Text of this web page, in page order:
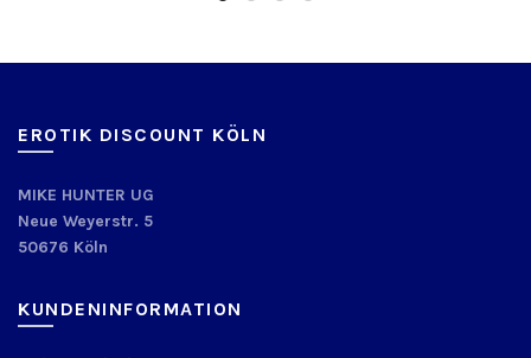
EROTIK DISCOUNT KÖLN
MIKE HUNTER UG
Neue Weyerstr. 5
50676 Köln
KUNDENINFORMATION